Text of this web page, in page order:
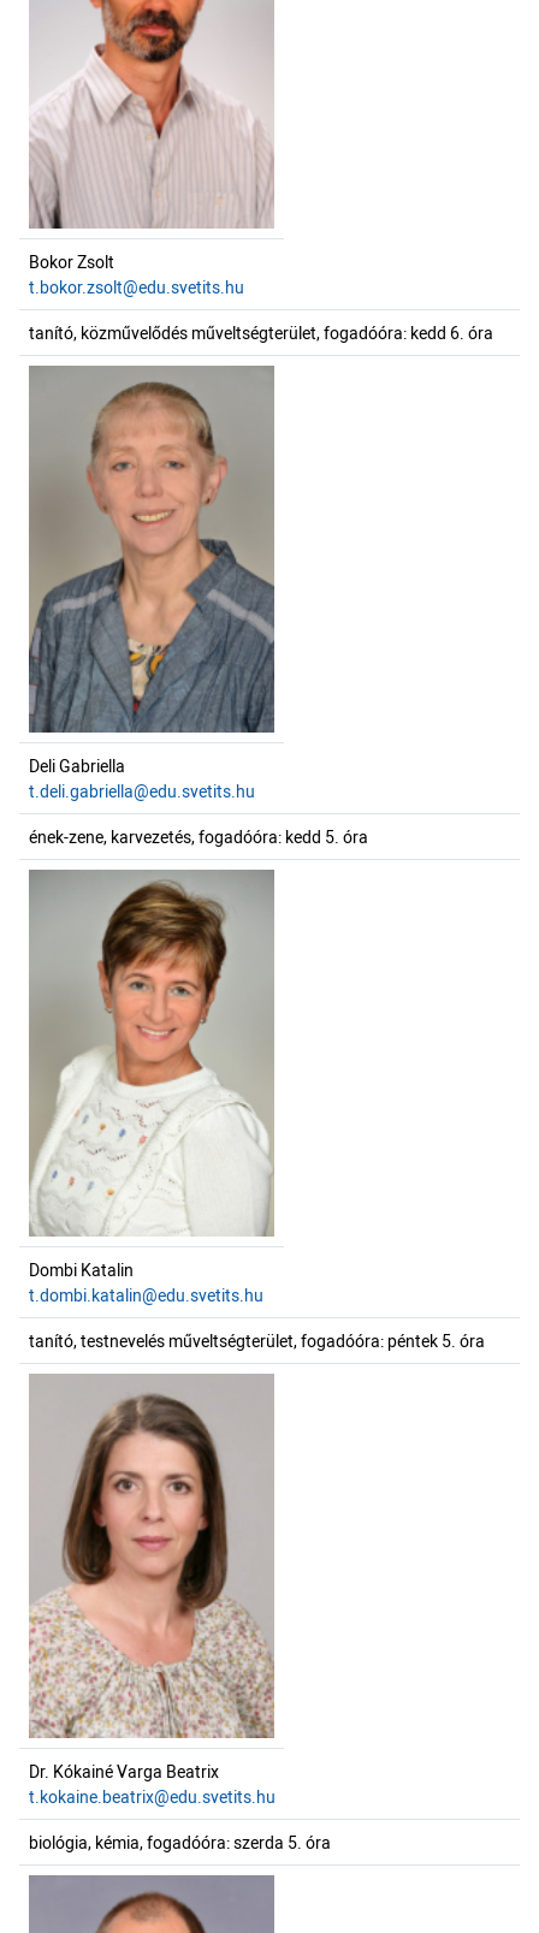
Bokor Zsolt
t.bokor.zsolt@edu.svetits.hu
tanító, közművelődés műveltségterület, fogadóóra: kedd 6. óra
Deli Gabriella
t.deli.gabriella@edu.svetits.hu
ének-zene, karvezetés, fogadóóra: kedd 5. óra
Dombi Katalin
t.dombi.katalin@edu.svetits.hu
tanító, testnevelés műveltségterület, fogadóóra: péntek 5. óra
Dr. Kókainé Varga Beatrix
t.kokaine.beatrix@edu.svetits.hu
biológia, kémia, fogadóóra: szerda 5. óra